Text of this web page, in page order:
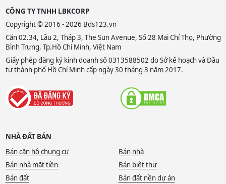
CÔNG TY TNHH LBKCORP
Copyright © 2016 - 2026 Bds123.vn
Căn 02.34, Lầu 2, Tháp 3, The Sun Avenue, Số 28 Mai Chí Thọ, Phường
Bình Trưng, Tp.Hồ Chí Minh, Việt Nam
Giấy phép đăng ký kinh doanh số 0313588502 do Sở kế hoạch và Đầu
tư thành phố Hồ Chí Minh cấp ngày 30 tháng 3 năm 2017.
NHÀ ĐẤT BÁN
Bán căn hộ chung cư
Bán nhà
Bán nhà mặt tiền
Bán biệt thự
Bán đất
Bán đất nền dự án